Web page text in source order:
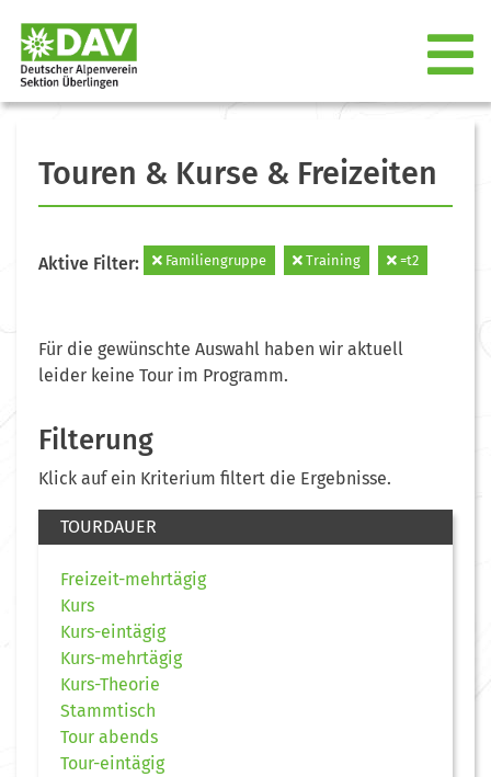
Touren & Kurse & Freizeiten
Aktive Filter: Familiengruppe Training =t2
Für die gewünschte Auswahl haben wir aktuell
leider keine Tour im Programm.
Filterung
Klick auf ein Kriterium filtert die Ergebnisse.
TOURDAUER
Freizeit-mehrtägig
Kurs
Kurs-eintägig
Kurs-mehrtägig
Kurs-Theorie
Stammtisch
Tour abends
Tour-eintägig